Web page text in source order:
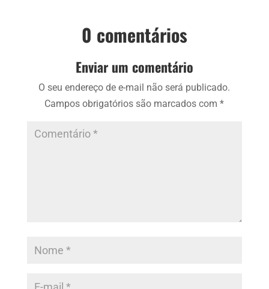
0 comentários
Enviar um comentário
O seu endereço de e-mail não será publicado.
Campos obrigatórios são marcados com*